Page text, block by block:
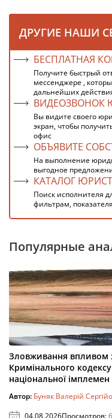
ДРУГИЕ НАШИ
БЕСПЛАТНАЯ
Получите быстрый
мессенджере ,
дальнейших
ВИДЕОЗВОНОК
Вы видите своего
экран, чтобы
офис
ОБЪЯВИТЕ
На выполнение
выгодное
КАТАЛОГ
Поиск исполнителя
фильтрам,
Популярные
Зловживання впливом
Кримінального
національної імплемен
Автор: Буняк Валерій
04.08.2026Просмотров: